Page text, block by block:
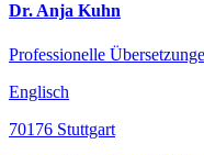
Dr. Anja Kuhn
Professionelle
Englisch
70176 Stuttgart